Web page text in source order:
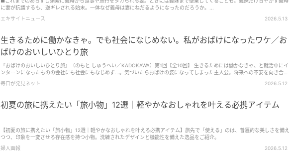
に妻が抗議するも、逆ギレされる始末。一体なぜ義母は妻にねだるようになったのだろうか。...
エキサイトニュース
2026.5.13
生きるために働かなきゃ。でも社会になじめない。私がおばけになったワケ／お
ばけのおいしいひとり旅
『おばけのおいしいひとり旅』（のもと しゅうへい／KADOKAWA）第1回【全10回】 生きるためには働かなきゃ、と就活中にイ
ンターンになったものの会社にも社会にもなじめず...。気づいたらおばけの姿になってしまった主人公。将来への不安を向き合い
のもとしゅうへいさんのコミック第2弾。道に迷っても、立ち止まってもいい。回り道こそ、至福のひととき。人生が生きづ...
毎日が発見ネット 2026.5.12
初夏の旅に携えたい「旅小物」12選｜軽やかなおしゃれを叶える必携アイテム
【初夏の旅に携えたい「旅小物」12選｜軽やかなおしゃれを叶える必携アイテム】旅先で「使える」のは、普遍的な美しさを備え
つつ、印象を一変させる存在感を持つ小物。洗練されたデザインと機能性を備えた逸品をご紹介。
婦人画報
2026.5.12